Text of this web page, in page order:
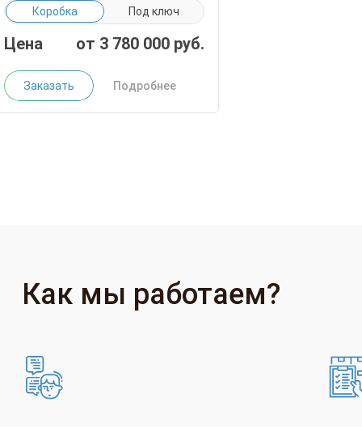
Коробка Под ключ
Цена от 3 780 000 руб.
Заказать Подробнее
Как мы работаем?